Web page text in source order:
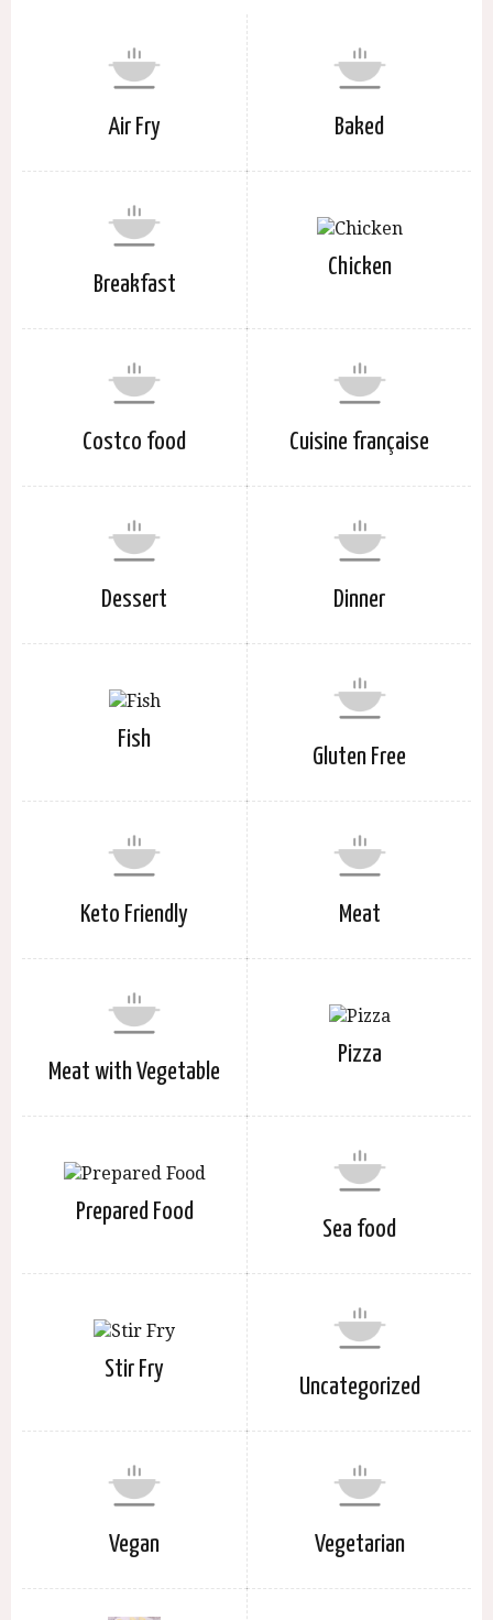
Air Fry Baked
Breakfast
Chicken
Costco food Cuisine française
Dessert Dinner
Fish
Gluten Free
Keto Friendly Meat
Meat with Vegetable
Pizza
Prepared Food
Sea food
Stir Fry
Uncategorized
Vegan Vegetarian